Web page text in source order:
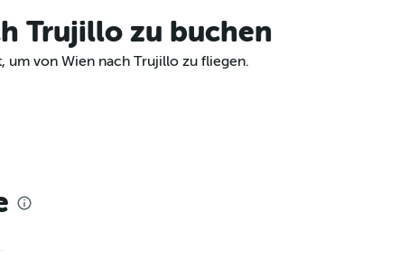
Trujillo zu buchen
um von Wien nach Trujillo zu fliegen.